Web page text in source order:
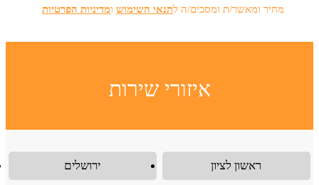
מחיר ומאשר/ת ומסכים/ה לתנאי השימוש ומדיניות הפרטיות
איזורי שירות
ירושלים ראשון לציון